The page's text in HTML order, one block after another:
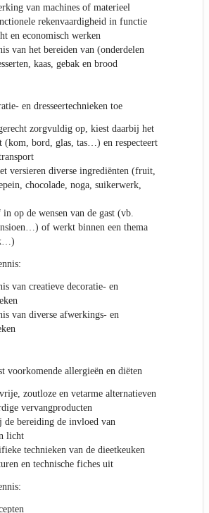
van machines of materieel
rekenvaardigheid in functie
en economisch werken
van het bereiden van (onderdelen
kaas, gebak en brood
en dresseertechnieken toe
zorgvuldig op, kiest daarbij het
(kom, bord, glas, tas…) en respecteert
versieren diverse ingrediënten (fruit,
chocolade, noga, suikerwerk,
in op de wensen van de gast (vb.
of werkt binnen een thema
van creatieve decoratie- en
van diverse afwerkings- en
voorkomende allergieën en diëten
zoutloze en vetarme alternatieven
vervangproducten
de bereiding de invloed van
licht
technieken van de dieetkeuken
en technische fiches uit